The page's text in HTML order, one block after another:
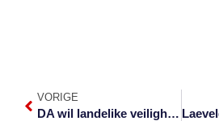
VORIGE
DA wil landelike veiligheidseenhede in Mpumalanga herinstel